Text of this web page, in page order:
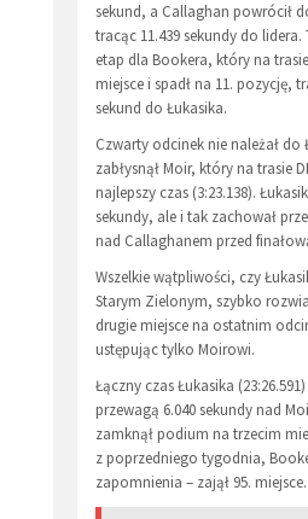
sekund, a Callaghan powrócił
tracąc 11.439 sekundy do lidera.
etap dla Bookera, który na
miejsce i spadł na 11. pozycję,
sekund do Łukasika.
Czwarty odcinek nie należał do
zabłysnął Moir, który na trasie
najlepszy czas (3:23.138).
sekundy, ale i tak zachował
nad Callaghanem przed
Wszelkie wątpliwości, czy
Starym Zielonym, szybko
drugie miejsce na ostatnim
ustępując tylko Moirowi.
Łączny czas Łukasika
przewagą 6.040 sekundy nad
zamknął podium na trzecim
z poprzedniego tygodnia,
zapomnienia – zajął 95. miejsce.